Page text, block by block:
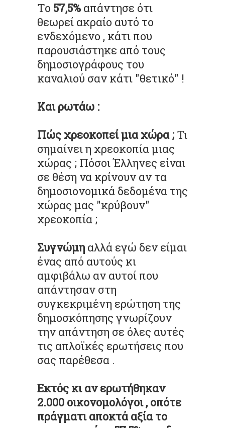
Το 57,5% απάντησε ότι
θεωρεί ακραίο αυτό το
ενδεχόμενο , κάτι που
παρουσιάστηκε από τους
δημοσιογράφους του
καναλιού σαν κάτι "θετικό" !
Και ρωτάω :
Πώς χρεοκοπεί μια χώρα ; Τι
σημαίνει η χρεοκοπία μιας
χώρας ; Πόσοι Έλληνες είναι
σε θέση να κρίνουν αν τα
δημοσιονομικά δεδομένα της
χώρας μας "κρύβουν"
χρεοκοπία ;
Συγνώμη αλλά εγώ δεν είμαι
ένας από αυτούς κι
αμφιβάλω αν αυτοί που
απάντησαν στη
συγκεκριμένη ερώτηση της
δημοσκόπησης γνωρίζουν
την απάντηση σε όλες αυτές
τις απλοϊκές ερωτήσεις που
σας παρέθεσα .
Εκτός κι αν ερωτήθηκαν
2.000 οικονομολόγοι , οπότε
πράγματι αποκτά αξία το